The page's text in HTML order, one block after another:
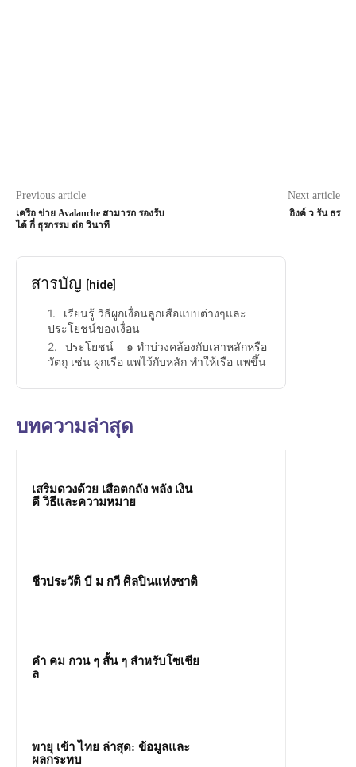
Previous article
เครือ ข่าย Avalanche สามารถ รองรับ
ได้ กี่ ธุรกรรม ต่อ วินาที
Next article
อิงค์ ว รัน ธร
สารบัญ [hide]
เรียนรู้ วิธีผูกเงื่อนลูกเสือแบบต่างๆและ
ประโยชน์ของเงื่อน
ประโยชน์ ๑ ทำบ่วงคล้องกับเสาหลักหรือ
วัตถุ เช่น ผูกเรือ แพไว้กับหลัก ทำให้เรือ แพขึ้น
บทความล่าสุด
เสริมดวงด้วย เสือตกถัง พลัง เงิน
ดี วิธีและความหมาย
ชีวประวัติ บี ม กวี ศิลปินแห่งชาติ
คํา คม กวน ๆ สั้น ๆ สำหรับโซเชีย
ล
พายุ เข้า ไทย ล่าสุด: ข้อมูลและ
ผลกระทบ